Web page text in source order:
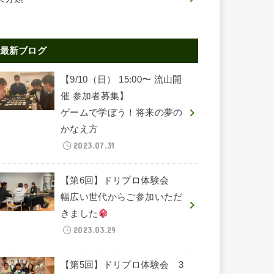
最新ブログ
【9/10（日） 15:00〜 流山開
催 参加者募集】
ゲームで学ぼう！将来の夢の
かなえ方
2023.07.31
【第6回】ドリプロ体験会
幅広い世代からご参加いただ
きました
2023.03.29
【第5回】ドリプロ体験会 3